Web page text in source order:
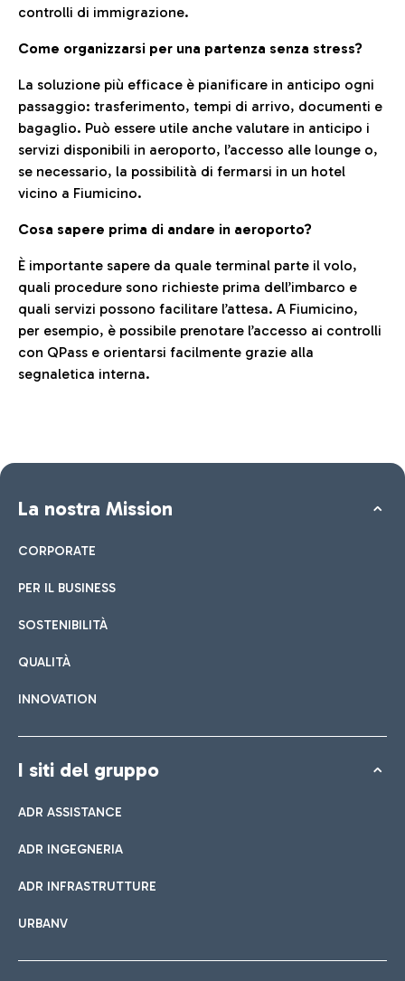
controlli di immigrazione.
Come organizzarsi per una partenza senza stress?
La soluzione più efficace è pianificare in anticipo ogni
passaggio: trasferimento, tempi di arrivo, documenti e
bagaglio. Può essere utile anche valutare in anticipo i
servizi disponibili in aeroporto, l’accesso alle lounge o,
se necessario, la possibilità di fermarsi in un hotel
vicino a Fiumicino.
Cosa sapere prima di andare in aeroporto?
È importante sapere da quale terminal parte il volo,
quali procedure sono richieste prima dell’imbarco e
quali servizi possono facilitare l’attesa. A Fiumicino,
per esempio, è possibile prenotare l’accesso ai controlli
con QPass e orientarsi facilmente grazie alla
segnaletica interna.
La nostra Mission
CORPORATE
PER IL BUSINESS
SOSTENIBILITÀ
QUALITÀ
INNOVATION
I siti del gruppo
ADR ASSISTANCE
ADR INGEGNERIA
ADR INFRASTRUTTURE
URBANV